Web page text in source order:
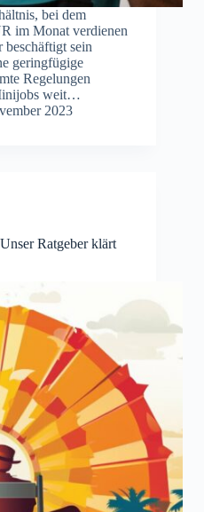
bei dem
im Monat verdienen
beschäftigt sein
geringfügige
Regelungen
weit…
2023
Ratgeber klärt